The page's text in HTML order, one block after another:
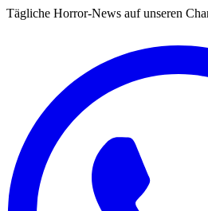
Tägliche Horror-News auf unseren